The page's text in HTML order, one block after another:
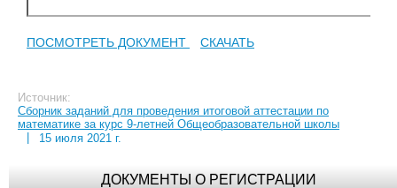
ПОСМОТРЕТЬ ДОКУМЕНТ СКАЧАТЬ
Источник:
Сборник заданий для проведения итоговой аттестации по
математике за курс 9-летней Общеобразовательной школы
|
15 июля 2021 г.
ДОКУМЕНТЫ О РЕГИСТРАЦИИ